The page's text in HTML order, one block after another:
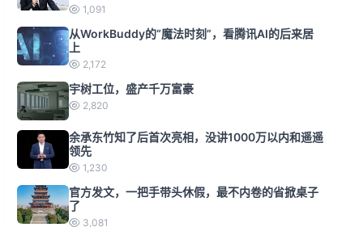
1,091
从WorkBuddy的“魔法时刻”，看腾讯AI的后来居
上
2,172
宇树工位，盛产千万富豪
2,820
余承东竹知了后首次亮相，没讲1000万以内和遥遥
领先
1,230
官方发文，一把手带头休假，最不内卷的省掀桌子
了
3,081